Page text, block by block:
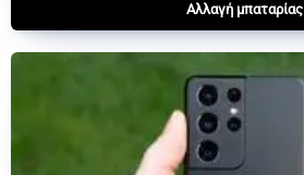
Αλλαγή μπαταρίας